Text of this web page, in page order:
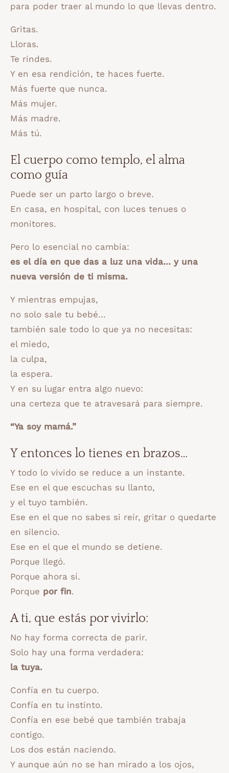
para poder traer al mundo lo que llevas dentro.
Gritas.
Lloras.
Te rindes.
Y en esa rendición, te haces fuerte.
Más fuerte que nunca.
Más mujer.
Más madre.
Más tú.
El cuerpo como templo, el alma
como guía
Puede ser un parto largo o breve.
En casa, en hospital, con luces tenues o
monitores.
Pero lo esencial no cambia:
es el día en que das a luz una vida… y una
nueva versión de ti misma.
Y mientras empujas,
no solo sale tu bebé…
también sale todo lo que ya no necesitas:
el miedo,
la culpa,
la espera.
Y en su lugar entra algo nuevo:
una certeza que te atravesará para siempre.
“Ya soy mamá.”
Y entonces lo tienes en brazos…
Y todo lo vivido se reduce a un instante.
Ese en el que escuchas su llanto,
y el tuyo también.
Ese en el que no sabes si reír, gritar o quedarte
en silencio.
Ese en el que el mundo se detiene.
Porque llegó.
Porque ahora sí.
Porque por fin.
A ti, que estás por vivirlo:
No hay forma correcta de parir.
Solo hay una forma verdadera:
la tuya.
Confía en tu cuerpo.
Confía en tu instinto.
Confía en ese bebé que también trabaja
contigo.
Los dos están naciendo.
Y aunque aún no se han mirado a los ojos,